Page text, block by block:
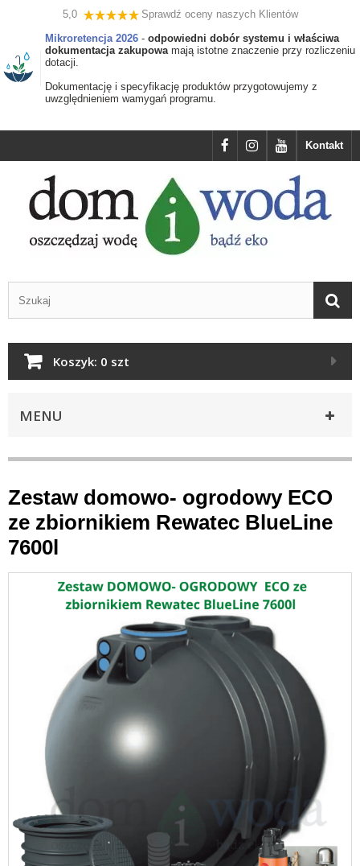
5,0
Sprawdź oceny naszych Klientów
Mikroretencja 2026 - odpowiedni dobór systemu i właściwa
dokumentacja zakupowamają istotne znaczenie przy rozliczeniu
dotacji.
Dokumentację i specyfikację produktów przygotowujemy z
uwzględnieniem wamygań programu.
Kontakt
Koszyk: 0 szt
MENU
Zestaw domowo- ogrodowy ECO
ze zbiornikiem Rewatec BlueLine
7600l